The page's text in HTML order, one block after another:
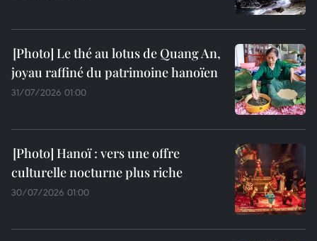
Le thé au lotus de Quang An,
joyau raffiné du patrimoine hanoïen
31/07/2026 01:00
Hanoï : vers une offre
culturelle nocturne plus riche
30/07/2026 01:00